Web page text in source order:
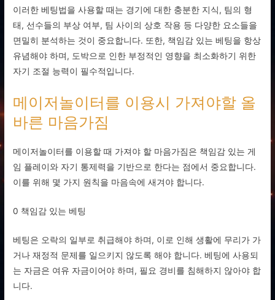
이러한 베팅법을 사용할 때는 경기에 대한 충분한 지식, 팀의 형
태, 선수들의 부상 여부, 팀 사이의 상호 작용 등 다양한 요소들을
면밀히 분석하는 것이 중요합니다. 또한, 책임감 있는 베팅을 항상
유념해야 하며, 도박으로 인한 부정적인 영향을 최소화하기 위한
자기 조절 능력이 필수적입니다.
메이저놀이터를 이용시 가져야할 올
바른 마음가짐
메이저놀이터를 이용할 때 가져야 할 마음가짐은 책임감 있는 게
임 플레이와 자기 통제력을 기반으로 한다는 점에서 중요합니다.
이를 위해 몇 가지 원칙을 마음속에 새겨야 합니다.
0 책임감 있는 베팅
베팅은 오락의 일부로 취급해야 하며, 이로 인해 생활에 무리가 가
거나 재정적 문제를 일으키지 않도록 해야 합니다. 베팅에 사용되
는 자금은 여유 자금이어야 하며, 필요 경비를 침해하지 않아야 합
니다.